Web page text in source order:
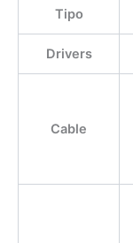
Tipo
Drivers
Cable